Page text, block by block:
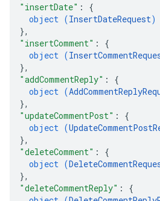
"insertDate" : {
object (InsertDateRequest)
},
"insertComment" : {
object (
},
"addCommentReply" : {
object (
},
"updateCommentPost" : {
object (
},
"deleteComment" : {
object (
},
"deleteCommentReply" : {